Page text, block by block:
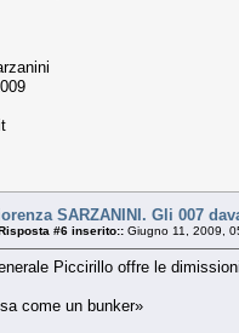
SARZANINI. Gli 007
#6 inserito:: Giugno 11, 2009,
Piccirillo offre le
come un bunker»